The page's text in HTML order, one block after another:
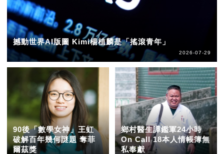
撼動世界AI版圖 Kimi楊植麟是「搖滾青年」
2026-07-29
90後「數學女神」王虹
破解百年幾何謎題 奪菲
爾茲獎
鄉村醫生譚鑑軍24小時
On Call 18本人情帳簿無
私奉獻